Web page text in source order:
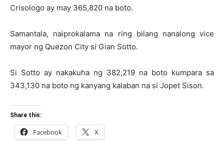
Crisologo ay may 365,820 na boto.
Samantala, naiprokalama na ring bilang nanalong vice
mayor ng Quezon City si Gian Sotto.
Si Sotto ay nakakuha ng 382,219 na boto kumpara sa
343,130 na boto ng kanyang kalaban na si Jopet Sison.
Share this:
Facebook X